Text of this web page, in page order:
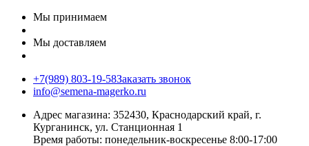
Мы принимаем
Мы доставляем
+7(989) 803-19-58Заказать звонок
info@semena-magerko.ru
Адрес магазина: 352430, Краснодарский край, г.
Курганинск, ул. Станционная 1
Время работы: понедельник-воскресенье 8:00-17:00